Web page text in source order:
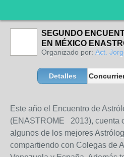
SEGUNDO
EN MÉXICO
Organizado por: Act.
Detalles
Este año el Encuentro de
(ENASTROME 2013), cuenta
algunos de los mejores
compartiendo con Colegas de